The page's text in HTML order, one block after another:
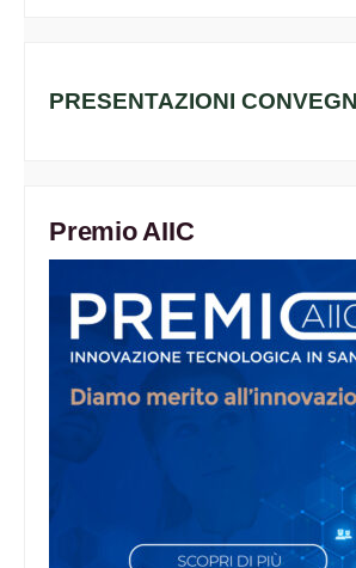
PRESENTAZIONI
Premio AIIC